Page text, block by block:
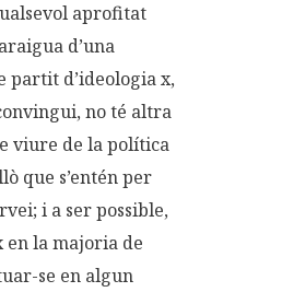
aprofitat
d’una
partit d’ideologia x,
no té altra
viure de la política
que s’entén per
i a ser possible,
en la majoria de
se en algun